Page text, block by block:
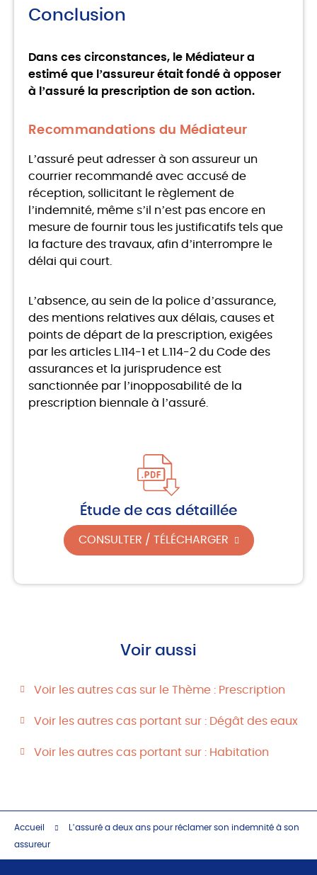
Conclusion
Dans ces circonstances, le Médiateur a
estimé que l’assureur était fondé à opposer
à l’assuré la prescription de son action.
Recommandations du Médiateur
L’assuré peut adresser à son assureur un
courrier recommandé avec accusé de
réception, sollicitant le règlement de
l’indemnité, même s’il n’est pas encore en
mesure de fournir tous les justificatifs tels que
la facture des travaux, afin d’interrompre le
délai qui court.
L’absence, au sein de la police d’assurance,
des mentions relatives aux délais, causes et
points de départ de la prescription, exigées
par les articles L.114-1 et L.114-2 du Code des
assurances et la jurisprudence est
sanctionnée par l’inopposabilité de la
prescription biennale à l’assuré.
Étude de cas détaillée
CONSULTER / TÉLÉCHARGER
Voir aussi
Voir les autres cas sur le Thème : Prescription
Voir les autres cas portant sur : Dégât des eaux
Voir les autres cas portant sur : Habitation
Accueil
L’assuré a deux ans pour réclamer son indemnité à son
assureur